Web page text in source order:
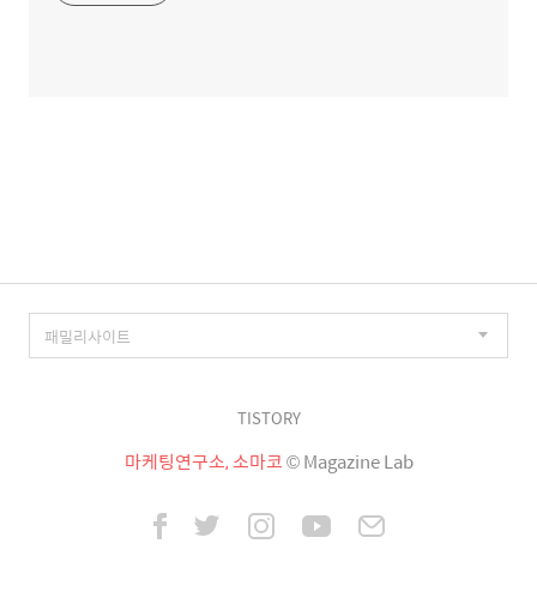
TISTORY
마케팅연구소, 소마코© Magazine Lab